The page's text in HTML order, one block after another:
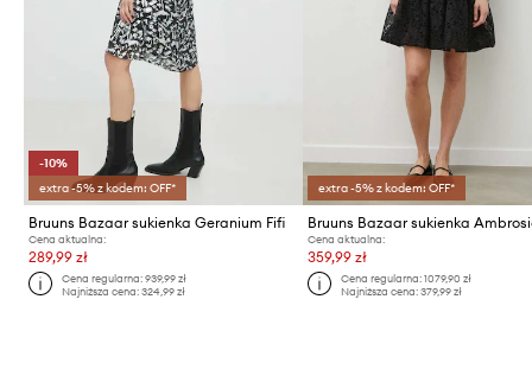
-10%
extra -5% z kodem: OFF*
Bruuns Bazaar sukienka Geranium Fifi
Cena aktualna:
289,99 zł
Cena regularna:939,99 zł
Najniższa cena:324,99 zł
extra -5% z kodem: OFF*
Cena aktualna:
359,99 zł
Cena regularna: 1079,90 zł
Najniższa cena: 379,99 zł